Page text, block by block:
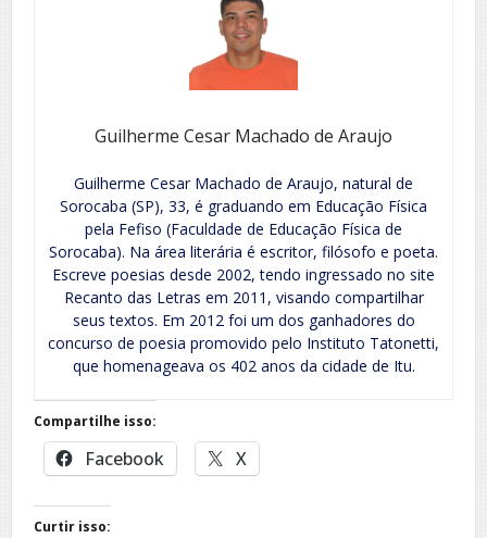
Guilherme Cesar Machado de Araujo
Guilherme Cesar Machado de Araujo, natural de
Sorocaba (SP), 33, é graduando em Educação Física
pela Fefiso (Faculdade de Educação Física de
Sorocaba). Na área literária é escritor, filósofo e poeta.
Escreve poesias desde 2002, tendo ingressado no site
Recanto das Letras em 2011, visando compartilhar
seus textos. Em 2012 foi um dos ganhadores do
concurso de poesia promovido pelo Instituto Tatonetti,
que homenageava os 402 anos da cidade de Itu.
Compartilhe isso:
Facebook X
Curtir isso: